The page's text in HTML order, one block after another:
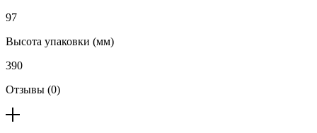
97
Высота упаковки (мм)
390
Отзывы (0)